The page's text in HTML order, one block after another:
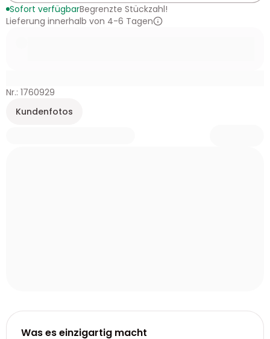
Sofort verfügbarBegrenzte Stückzahl!
Lieferung innerhalb von 4-6 Tagen
Nr.: 1760929
Kundenfotos
Was es einzigartig macht